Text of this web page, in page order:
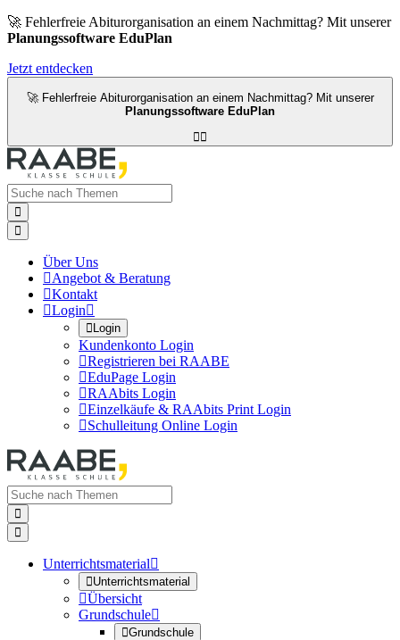
🚀 Fehlerfreie Abiturorganisation an einem Nachmittag? Mit unserer
Planungssoftware EduPlan
Jetzt entdecken
🚀 Fehlerfreie Abiturorganisation an einem Nachmittag? Mit unserer
Planungssoftware EduPlan



Über Uns
Angebot & Beratung
Kontakt
Login
Login
Kundenkonto Login
Registrieren bei RAABE
EduPage Login
RAAbits Login
Einzelkäufe & RAAbits Print Login
Schulleitung Online Login


Unterrichtsmaterial
Unterrichtsmaterial
Übersicht
Grundschule
Grundschule